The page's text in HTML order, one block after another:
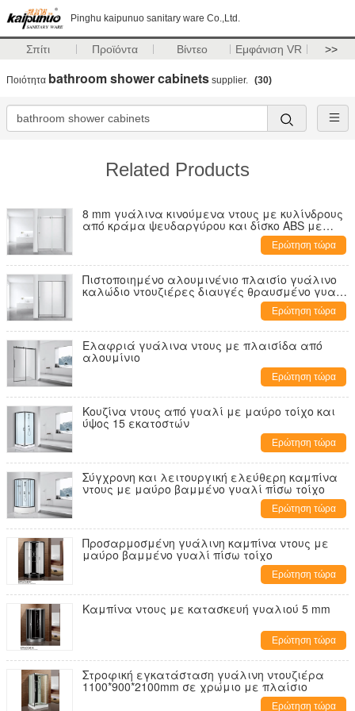
Pinghu kaipunuo sanitary ware Co.,Ltd.
Σπίτι Προϊόντα Βίντεο Εμφάνιση VR >>
Ποιότητα bathroom shower cabinets supplier. (30)
Related Products
8 mm γυάλινα κινούμενα ντους με κυλίνδρους
από κράμα ψευδαργύρου και δίσκο ABS με
Ερώτηση τώρα
Πιστοποιημένο αλουμινένιο πλαισίο γυάλινο
καλώδιο ντουζιέρες διαυγές θραυσμένο γυαλί
Ερώτηση τώρα
Ελαφριά γυάλινα ντους με πλαισίδα από
αλουμίνιο
Ερώτηση τώρα
Κουζίνα ντους από γυαλί με μαύρο τοίχο και
ύψος 15 εκατοστών
Ερώτηση τώρα
Σύγχρονη και λειτουργική ελεύθερη καμπίνα
ντους με μαύρο βαμμένο γυαλί πίσω τοίχο
Ερώτηση τώρα
Προσαρμοσμένη γυάλινη καμπίνα ντους με
μαύρο βαμμένο γυαλί πίσω τοίχο
Ερώτηση τώρα
Καμπίνα ντους με κατασκευή γυαλιού 5 mm
Ερώτηση τώρα
Στροφική εγκατάσταση γυάλινη ντουζιέρα
1100*900*2100mm σε χρώμιο με πλαίσιο
Ερώτηση τώρα